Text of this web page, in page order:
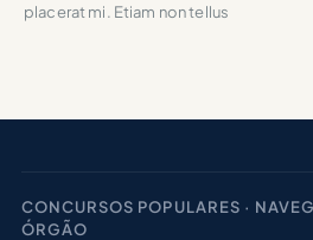
placerat mi. Etiam non tellus
CONCURSOS POPULARES ·
ÓRGÃO